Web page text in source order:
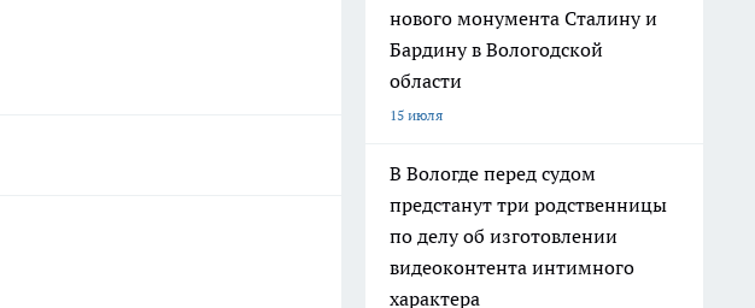
нового монумента Сталину и
Бардину в Вологодской
области
15 июля
В Вологде перед судом
предстанут три родственницы
по делу об изготовлении
видеоконтента интимного
характера